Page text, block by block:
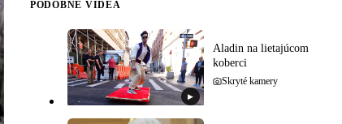
PODOBNÉ VIDEÁ
▶
Aladin na lietajúcom
koberci
Skryté kamery